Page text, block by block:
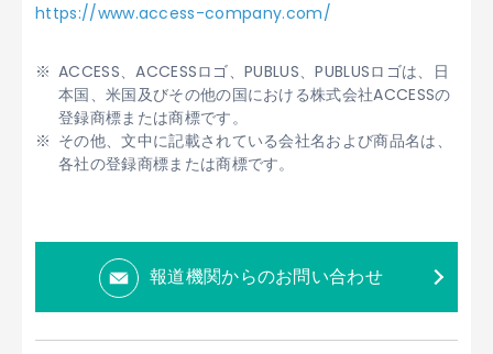
https://www.access-company.com/
ACCESS、ACCESSロゴ、PUBLUS、PUBLUSロゴは、日
本国、米国及びその他の国における株式会社ACCESSの
登録商標または商標です。
その他、文中に記載されている会社名および商品名は、
各社の登録商標または商標です。
報道機関からのお問い合わせ